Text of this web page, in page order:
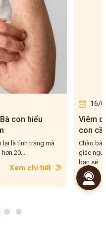
con hiểu
lại là tình trạng mà
20...
Xem chi tiết
16/
Viêm
con
Chào bà
giác
bạn sẽ...